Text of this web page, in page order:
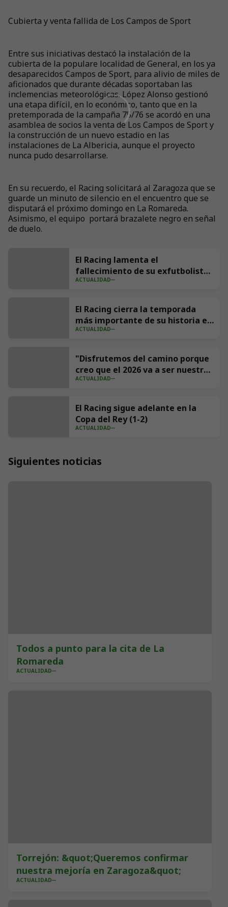
Cubierta y venta fallida de Los Campos de Sport
Entre sus iniciativas destacó la instalación de la
cubierta de la populare localidad de General, en los ya
desaparecidos Campos de Sport, para alivio de miles de
aficionados que durante décadas soportaban las
inclemencias meteorológicas. López Alonso gestionó
una etapa difícil, en lo económico, tanto que en la
pretemporada de la campaña 75/76 se acordó en una
asamblea de socios la venta de Los Campos de Sport y
la construcción de un nuevo estadio en las
instalaciones de La Albericia, aunque el proyecto
nunca pudo desarrollarse.
En su recuerdo, el Racing solicitará al Zaragoza que se
guarde un minuto de silencio en el encuentro que se
disputará el próximo domingo en La Romareda.
Asimismo, el equipo portará brazalete negro en señal
de duelo.
El Racing lamenta el
fallecimiento de su exfutbolista
Andrés Parada ‘Suco’
ACTUALIDAD
El Racing cierra la temporada
más importante de su historia en
redes con 539 millones de
ACTUALIDAD
"Disfrutemos del camino porque
creo que el 2026 va a ser nuestro
año"
ACTUALIDAD
El Racing sigue adelante en la
Copa del Rey (1-2)
ACTUALIDAD
Siguientes noticias
Todos a punto para la cita de La
Romareda
ACTUALIDAD
Torrejón: &quot;Queremos confirmar
nuestra mejoría en Zaragoza&quot;
ACTUALIDAD